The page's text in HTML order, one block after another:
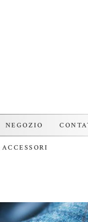
ACCESSORI
NEGOZIO